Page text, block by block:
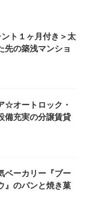
ト１ヶ月付き＞太
先の築浅マンショ
☆オートロック・
備充実の分譲賃貸
ベーカリー『ブー
』のパンと焼き菓